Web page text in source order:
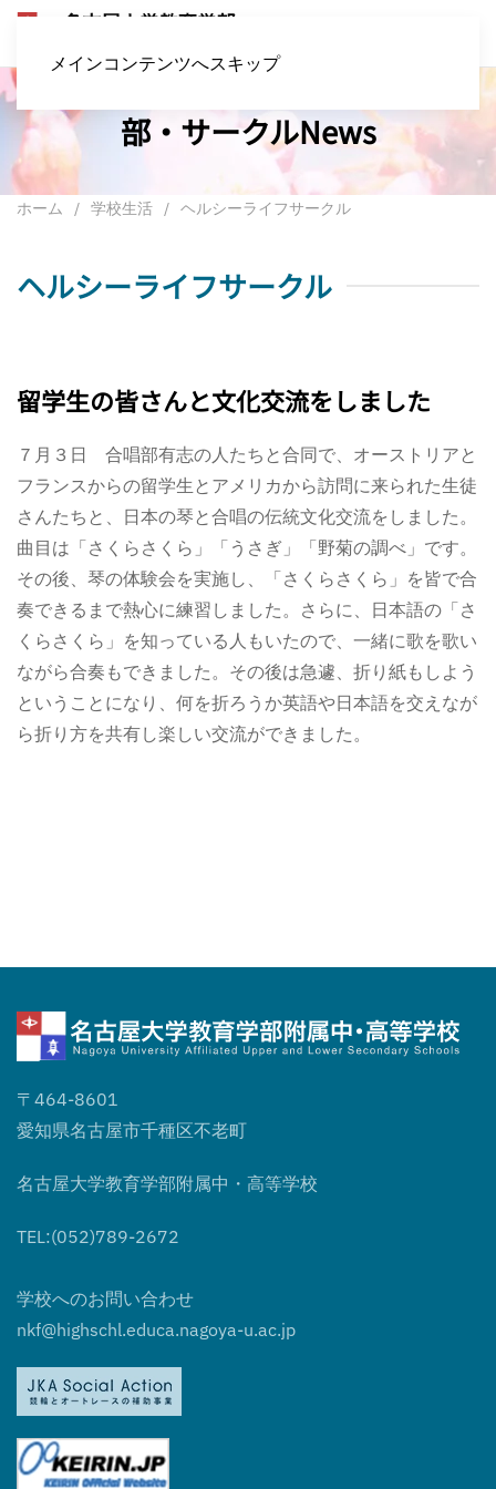
メインコンテンツへスキップ
部・サークルNews
ホーム 学校生活 ヘルシーライフサークル
ヘルシーライフサークル
留学生の皆さんと文化交流をしました
７月３日 合唱部有志の人たちと合同で、オーストリアと
フランスからの留学生とアメリカから訪問に来られた生徒
さんたちと、日本の琴と合唱の伝統文化交流をしました。
曲目は「さくらさくら」「うさぎ」「野菊の調べ」です。
その後、琴の体験会を実施し、「さくらさくら」を皆で合
奏できるまで熱心に練習しました。さらに、日本語の「さ
くらさくら」を知っている人もいたので、一緒に歌を歌い
ながら合奏もできました。その後は急遽、折り紙もしよう
ということになり、何を折ろうか英語や日本語を交えなが
ら折り方を共有し楽しい交流ができました。
〒464-8601
愛知県名古屋市千種区不老町
名古屋大学教育学部附属中・高等学校
TEL:(052)789-2672
学校へのお問い合わせ
nkf@highschl.educa.nagoya-u.ac.jp